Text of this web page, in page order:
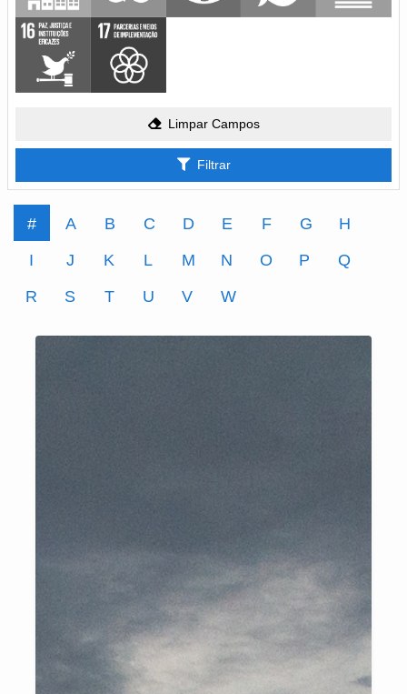
Limpar Campos
Filtrar
# A B C D E F G
H
I
J K L M N O P
Q
R
S T U V W